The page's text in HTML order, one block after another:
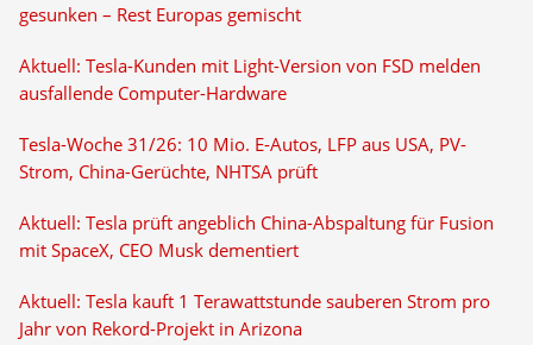
gesunken – Rest Europas gemischt
Aktuell: Tesla-Kunden mit Light-Version von FSD melden
ausfallende Computer-Hardware
Tesla-Woche 31/26: 10 Mio. E-Autos, LFP aus USA, PV-
Strom, China-Gerüchte, NHTSA prüft
Aktuell: Tesla prüft angeblich China-Abspaltung für Fusion
mit SpaceX, CEO Musk dementiert
Aktuell: Tesla kauft 1 Terawattstunde sauberen Strom pro
Jahr von Rekord-Projekt in Arizona